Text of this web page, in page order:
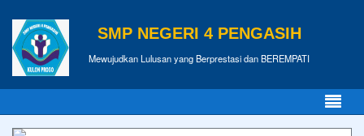
SMP NEGERI 4 PENGASIH
Mewujudkan Lulusan yang Berprestasi dan BEREMPATI